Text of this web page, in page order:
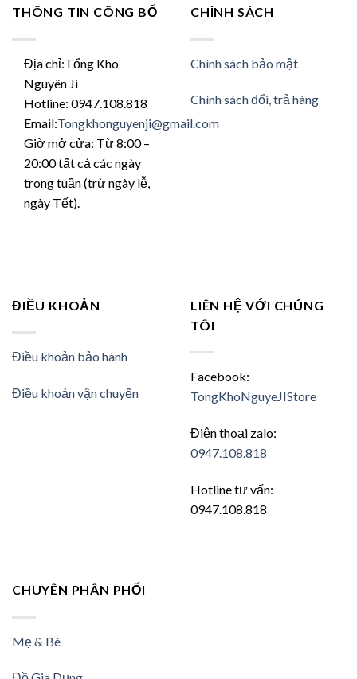
được
trên
THÔNG TIN CÔNG BỐ
Địa chỉ:Tổng Kho
Nguyên Ji
Hotline: 0947.108.818
Email:Tongkhonguyenji@gmail.com
Giờ mở cửa: Từ 8:00 –
20:00 tất cả các ngày
trong tuần (trừ ngày lễ,
ngày Tết).
CHÍNH SÁCH
Chính sách bảo mật
Chính sách đổi, trả hàng
ĐIỀU KHOẢN
Điều khoản bảo hành
Điều khoản vận chuyển
LIÊN HỆ VỚI CHÚNG
TÔI
Facebook:
TongKhoNguyeJIStore
Điện thoại zalo:
0947.108.818
Hotline tư vấn:
0947.108.818
CHUYÊN PHÂN PHỐI
Mẹ & Bé